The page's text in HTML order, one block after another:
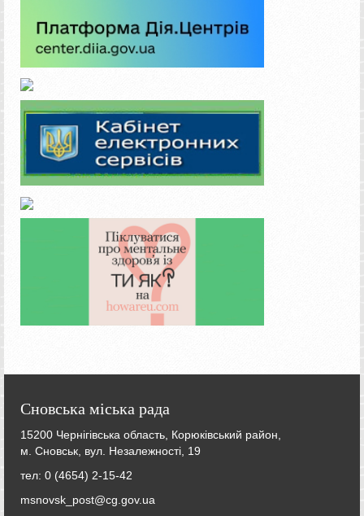
Сновська міська рада
15200 Чернігівська область, Корюківський район,
м. Сновськ, вул. Незалежності, 19
тел: 0 (4654) 2-15-42
msnovsk_post@cg.gov.ua